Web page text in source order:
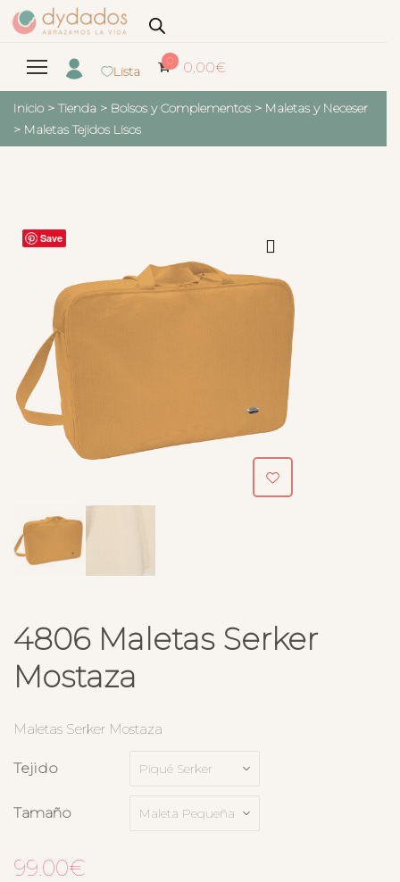
Lista
0 0.00€
Inicio > Tienda > Bolsos y Complementos > Maletas y Neceser
> Maletas Tejidos Lisos
Save
4806 Maletas Serker
Mostaza
Maletas Serker Mostaza
Tejido
Tamaño
99.00€